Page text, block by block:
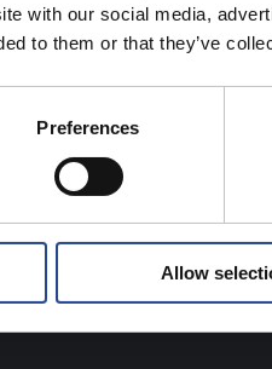
with our social media,
to them or that they’ve
Preferences
Allow